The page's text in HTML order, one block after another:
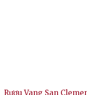
Rượu Vang San